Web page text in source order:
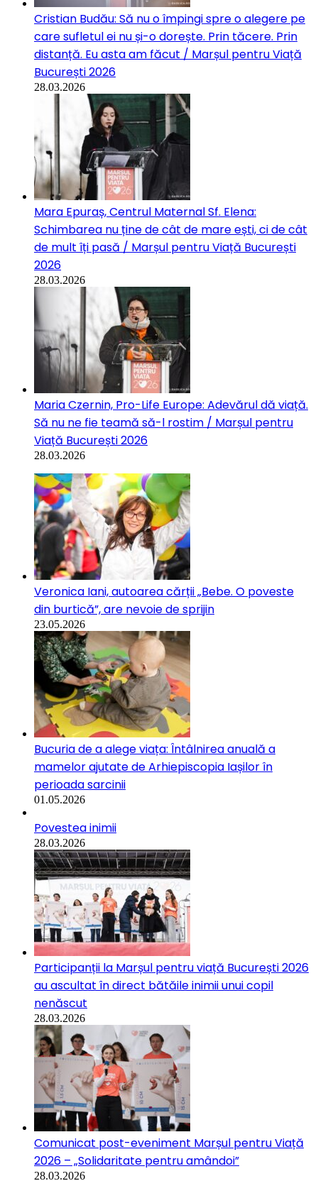
Cristian Budău: Să nu o împingi spre o alegere pe
care sufletul ei nu și-o dorește. Prin tăcere. Prin
distanță. Eu asta am făcut / Marșul pentru Viață
București 2026
28.03.2026
Mara Epuraș, Centrul Maternal Sf. Elena:
Schimbarea nu ține de cât de mare ești, ci de cât
de mult îți pasă / Marșul pentru Viață București
2026
28.03.2026
Maria Czernin, Pro-Life Europe: Adevărul dă viață.
Să nu ne fie teamă să-l rostim / Marșul pentru
Viață București 2026
28.03.2026
Veronica Iani, autoarea cărții „Bebe. O poveste
din burtică”, are nevoie de sprijin
23.05.2026
Bucuria de a alege viața: Întâlnirea anuală a
mamelor ajutate de Arhiepiscopia Iașilor în
perioada sarcinii
01.05.2026
Povestea inimii
28.03.2026
Participanții la Marșul pentru viață București 2026
au ascultat în direct bătăile inimii unui copil
nenăscut
28.03.2026
Comunicat post-eveniment Marșul pentru Viață
2026 – „Solidaritate pentru amândoi”
28.03.2026